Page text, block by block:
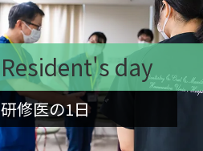
Resident's day
研修医の1日